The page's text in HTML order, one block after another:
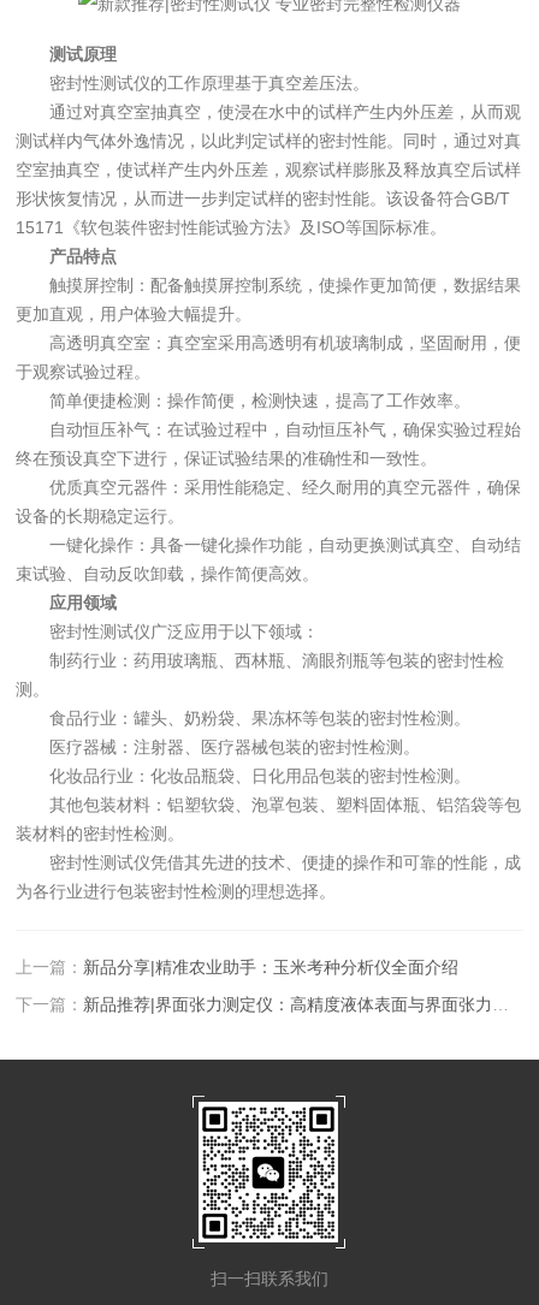
测试原理
密封性测试仪的工作原理基于真空差压法。
通过对真空室抽真空，使浸在水中的试样产生内外压差，从而观
测试样内气体外逸情况，以此判定试样的密封性能。同时，通过对真
空室抽真空，使试样产生内外压差，观察试样膨胀及释放真空后试样
形状恢复情况，从而进一步判定试样的密封性能。该设备符合GB/T
15171《软包装件密封性能试验方法》及ISO等国际标准。
产品特点
触摸屏控制：配备触摸屏控制系统，使操作更加简便，数据结果
更加直观，用户体验大幅提升。
高透明真空室：真空室采用高透明有机玻璃制成，坚固耐用，便
于观察试验过程。
简单便捷检测：操作简便，检测快速，提高了工作效率。
自动恒压补气：在试验过程中，自动恒压补气，确保实验过程始
终在预设真空下进行，保证试验结果的准确性和一致性。
优质真空元器件：采用性能稳定、经久耐用的真空元器件，确保
设备的长期稳定运行。
一键化操作：具备一键化操作功能，自动更换测试真空、自动结
束试验、自动反吹卸载，操作简便高效。
应用领域
密封性测试仪广泛应用于以下领域：
制药行业：药用玻璃瓶、西林瓶、滴眼剂瓶等包装的密封性检
测。
食品行业：罐头、奶粉袋、果冻杯等包装的密封性检测。
医疗器械：注射器、医疗器械包装的密封性检测。
化妆品行业：化妆品瓶袋、日化用品包装的密封性检测。
其他包装材料：铝塑软袋、泡罩包装、塑料固体瓶、铝箔袋等包
装材料的密封性检测。
密封性测试仪凭借其先进的技术、便捷的操作和可靠的性能，成
为各行业进行包装密封性检测的理想选择。
上一篇： 新品分享|精准农业助手：玉米考种分析仪全面介绍
下一篇： 新品推荐|界面张力测定仪：高精度液体表面与界面张力测量设备
扫一扫联系我们